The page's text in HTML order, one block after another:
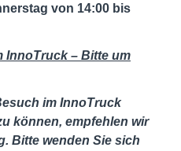
von 14:00 bis
InnoTruck – Bitte um
im InnoTruck
können, empfehlen wir
Bitte wenden Sie sich